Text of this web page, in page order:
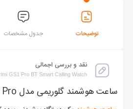
توضیحات جدول مشخصات
نقد و بررسی اجمالی
GS1 Pro BT Smart Calling Watch
ساعت هوشمند گلوریمی مدل Glorimi GS1 Pro